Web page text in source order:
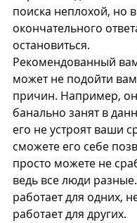
поиска неплохой, но
окончательного
остановиться.
Рекомендованный
может не подойти
причин. Например,
банально занят в
его не устроят ваши
сможете его себе
просто можете не
ведь все люди
работает для одних,
работает для других.